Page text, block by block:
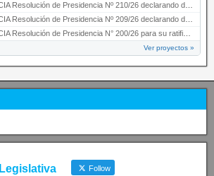
de Presidencia Nº 210/26 declarando de interés provincial el proyec…
de Presidencia Nº 209/26 declarando de interés provincial la presen…
Resolución de Presidencia N° 200/26 para su ratificación.
Ver proyectos »
Follow